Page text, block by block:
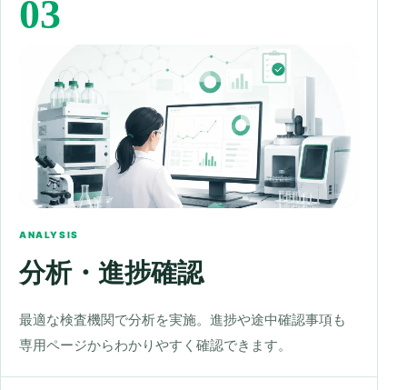
03
ANALYSIS
分析・進捗確認
最適な検査機関で分析を実施。進捗や途中確認事項も
専用ページからわかりやすく確認できます。